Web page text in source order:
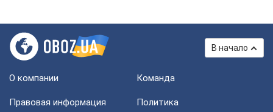
В начало
О компании Команда
Правовая информация
Политика